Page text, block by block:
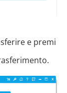
e premi